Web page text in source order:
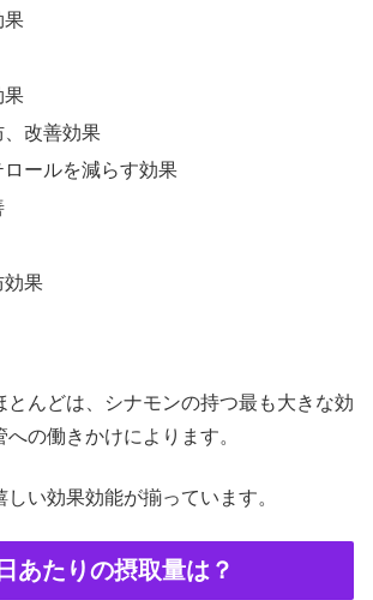
果
果
改善効果
ールを減らす効果
効果
とんどは、シナモンの持つ最も大きな効
の働きかけによります。
い効果効能が揃っています。
あたりの摂取量は？